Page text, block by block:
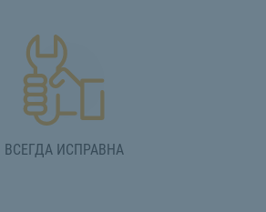
ВСЕГДА ИСПРАВНА